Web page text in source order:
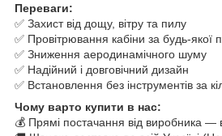
Переваги:
✅ Захист від дощу, вітру та пилу
✅ Провітрювання кабіни за будь-якої
✅ Зниження аеродинамічного шуму
✅ Надійний і довговічний дизайн
✅ Встановлення без інструментів за
Чому варто купити в нас:
💰 Прямі постачання від виробника —